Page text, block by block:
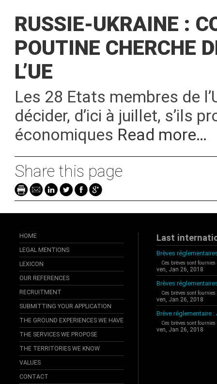
RUSSIE-UKRAINE :
POUTINE CHERCHE
L’UE
Les 28 Etats membres de
décider, d’ici à juillet, s’ils
économiques Read more…
Share this page
HOME
LEGAL MENTIONS
LEXICON
OUR REFERENCES
RECRUITMENT
SUBMITTING YOUR APPLICATION
THE GROUND EXPERIENCES WE HAVE
THE SERVICES WE PROPOSE
THE TERRITORIES WE KNOW
VALUES
CONTACT
Last
Brèves
Ces brèves sont
ven, Jan 26, 2018
Brèves
Ces brèves sont
ven, Jan 26, 2018
Brève réglementaire :
Ces brèves sont
ven, Jan 26, 2018